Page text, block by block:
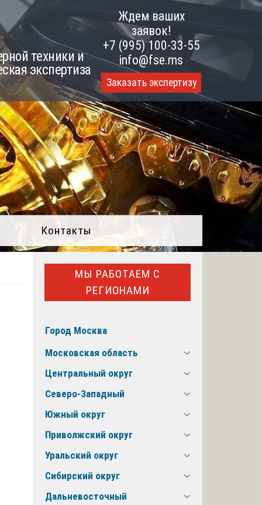
техники и
экспертиза
Ждем ваших
заявок!
+7 (995) 100-33-55
info@fse.ms
Заказать экспертизу
Контакты
МЫ РАБОТАЕМ С
РЕГИОНАМИ
Город Москва
Московская область
Центральный округ
Северо-Западный
Южный округ
Приволжский округ
Уральский округ
Сибирский округ
Дальневосточный